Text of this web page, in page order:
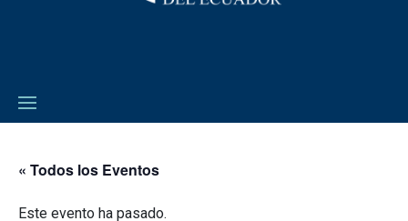
« Todos los Eventos
Este evento ha pasado.